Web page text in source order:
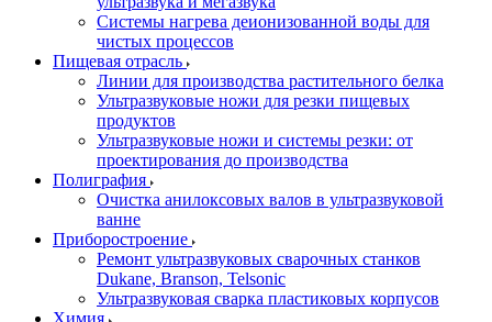
Системы нагрева деионизованной воды для
чистых процессов
Пищевая отрасль
Линии для производства растительного белка
Ультразвуковые ножи для резки пищевых
продуктов
Ультразвуковые ножи и системы резки: от
проектирования до производства
Полиграфия
Очистка анилоксовых валов в ультразвуковой
ванне
Приборостроение
Ремонт ультразвуковых сварочных станков
Dukane, Branson, Telsonic
Ультразвуковая сварка пластиковых корпусов
Химия